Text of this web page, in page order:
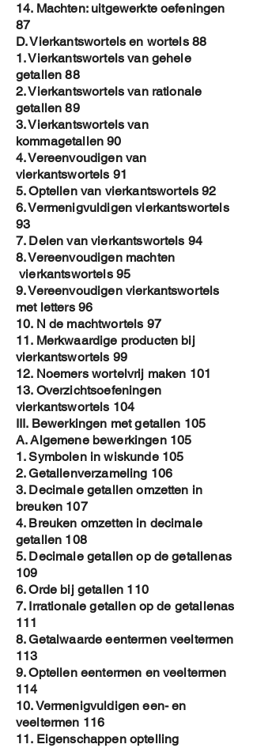
14. Machten: uitgewerkte oefeningen
87
D. Vierkantswortels en wortels 88
1. Vierkantswortels van gehele
getallen 88
2. Vierkantswortels van rationale
getallen 89
3. Vierkantswortels van
kommagetallen 90
4. Vereenvoudigen van
vierkantswortels 91
5. Optellen van vierkantswortels 92
6. Vermenigvuldigen vierkantswortels
93
7. Delen van vierkantswortels 94
8. Vereenvoudigen machten
vierkantswortels 95
9. Vereenvoudigen vierkantswortels
met letters 96
10. N de machtwortels 97
11. Merkwaardige producten bij
vierkantswortels 99
12. Noemers wortelvrij maken 101
13. Overzichtsoefeningen
vierkantswortels 104
III. Bewerkingen met getallen 105
A. Algemene bewerkingen 105
1. Symbolen in wiskunde 105
2. Getallenverzameling 106
3. Decimale getallen omzetten in
breuken 107
4. Breuken omzetten in decimale
getallen 108
5. Decimale getallen op de getallenas
109
6. Orde bij getallen 110
7. Irrationale getallen op de getallenas
111
8. Getalwaarde eentermen veeltermen
113
9. Optellen eentermen en veeltermen
114
10. Vermenigvuldigen een- en
veeltermen 116
11. Eigenschappen optelling